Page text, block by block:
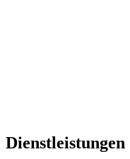
Dienstleistungen